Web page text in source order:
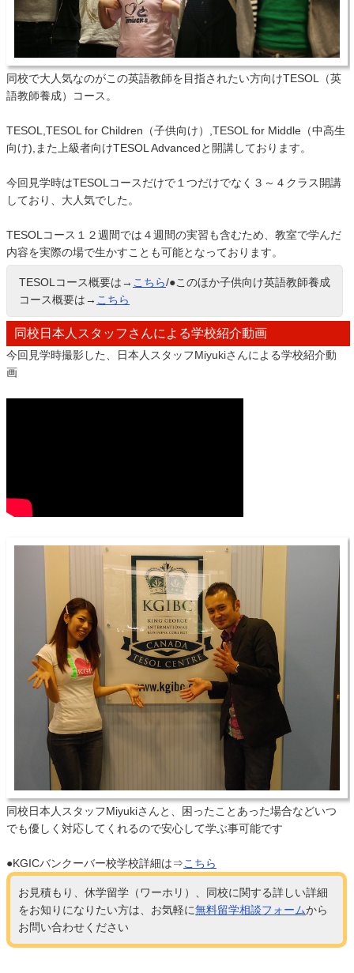
同校で大人気なのがこの英語教師を目指されたい方向けTESOL（英
語教師養成）コース。
TESOL,TESOL for Children（子供向け）,TESOL for Middle（中高生
向け),また上級者向けTESOL Advancedと開講しております。
今回見学時はTESOLコースだけで１つだけでなく３～４クラス開講
しており、大人気でした。
TESOLコース１２週間では４週間の実習も含むため、教室で学んだ
内容を実際の場で生かすことも可能となっております。
TESOLコース概要は→ こちら/●このほか子供向け英語教師養成
コース概要は→ こちら
同校日本人スタッフさんによる学校紹介動画
今回見学時撮影した、日本人スタッフMiyukiさんによる学校紹介動
画
同校日本人スタッフMiyukiさんと、困ったことあった場合などいつ
でも優しく対応してくれるので安心して学ぶ事可能です
●KGICバンクーバー校学校詳細は⇒こちら
お見積もり、休学留学（ワーホリ）、同校に関する詳しい詳細
をお知りになりたい方は、お気軽に無料留学相談フォームから
お問い合わせください